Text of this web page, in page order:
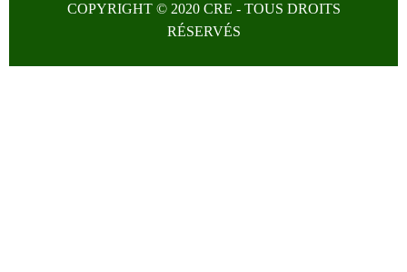
COPYRIGHT © 2020 CRE - TOUS DROITS
RÉSERVÉS